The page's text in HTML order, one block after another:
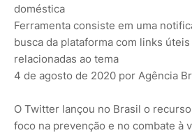
doméstica
Ferramenta consiste em uma
busca da plataforma com links
relacionadas ao tema
4 de agosto de 2020 por Agência
O Twitter lançou no Brasil o
foco na prevenção e no combate à